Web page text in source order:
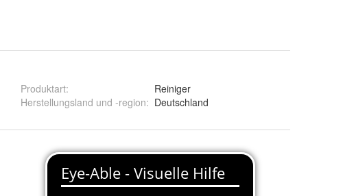
Produktart:
Reiniger
Herstellungsland und -region: Deutschland